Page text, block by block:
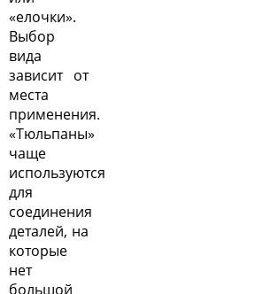
«елочки».
Выбор
вида
зависит от
места
применения.
«Тюльпаны»
чаще
используются
для
соединения
деталей, на
которые
нет
большой